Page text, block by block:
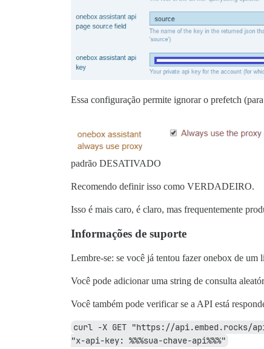
Essa configuração permite ignorar o prefetch
padrão DESATIVADO
Recomendo definir isso como VERDADEIRO.
Isso é mais caro, é claro, mas frequentemente
Informações de suporte
Lembre-se: se você já tentou fazer onebox de um
Você pode adicionar uma string de consulta
Você também pode verificar se a API está
curl -X GET "https://api.embed.rocks/api/
"x-api-key: %%%sua-chave-api%%%"